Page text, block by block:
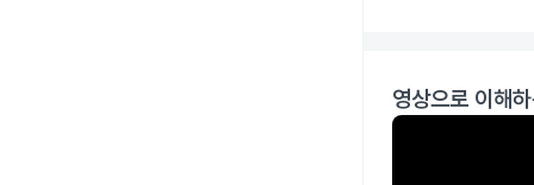
영상으로 이해